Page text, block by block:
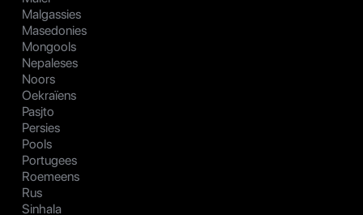
Malgassies
Masedonies
Mongools
Nepaleses
Noors
Oekraïens
Pasjto
Persies
Pools
Portugees
Roemeens
Rus
Sinhala